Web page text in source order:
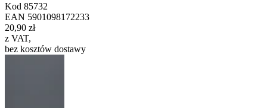
Kod 85732
EAN 5901098172233
20,90 zł
z VAT,
bez kosztów dostawy